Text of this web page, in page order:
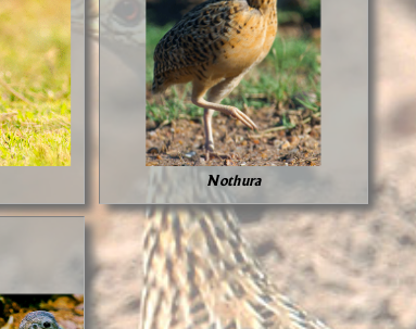
Nothura